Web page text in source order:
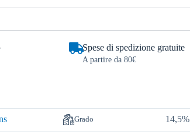
Spese di spedizione gratuite
A partire da 80€
Grado 14,5%